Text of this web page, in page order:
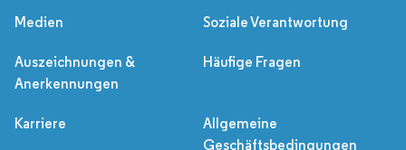
Medien Soziale Verantwortung
Auszeichnungen &
Anerkennungen
Häufige Fragen
Karriere
Allgemeine
Geschäftsbedingungen